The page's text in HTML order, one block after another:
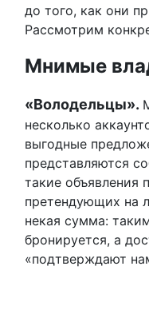
до того, как они
Рассмотрим
Мнимые
«Володельцы».
несколько
выгодные
представляются
такие объявления
претендующих на
некая сумма:
бронируется, а
«подтверждают